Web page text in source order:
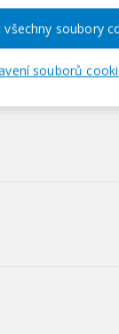
souborů
soubory